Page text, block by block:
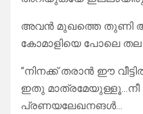
അവൻ മുഖത്തെ തുണി
കോമാളിയെ പോലെ തല
“നിനക്ക് തരാൻ ഈ
ഇതു മാത്രമേയുള്ളൂ…നീ
പ്രണയലേഖനങൾ…